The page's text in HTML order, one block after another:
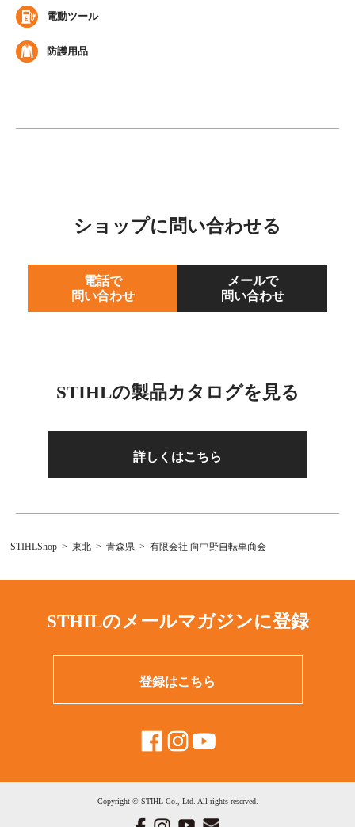
電動ツール
防護用品
ショップに問い合わせる
電話で
問い合わせ
メールで
問い合わせ
STIHLの製品カタログを見る
詳しくはこちら
STIHLShop 東北 青森県 有限会社 向中野自転車商会
STHILのメールマガジンに登録
登録はこちら
Copyright © STIHL Co., Ltd. All rights reserved.